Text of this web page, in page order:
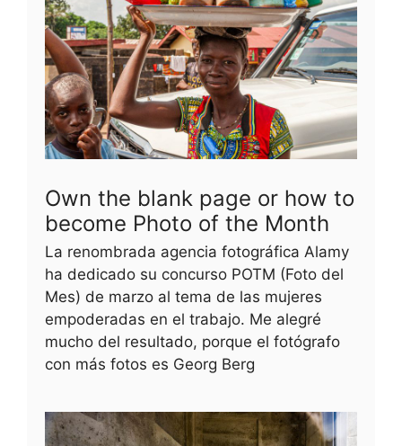
Own the blank page or how to
become Photo of the Month
La renombrada agencia fotográfica Alamy
ha dedicado su concurso POTM (Foto del
Mes) de marzo al tema de las mujeres
empoderadas en el trabajo. Me alegré
mucho del resultado, porque el fotógrafo
con más fotos es Georg Berg